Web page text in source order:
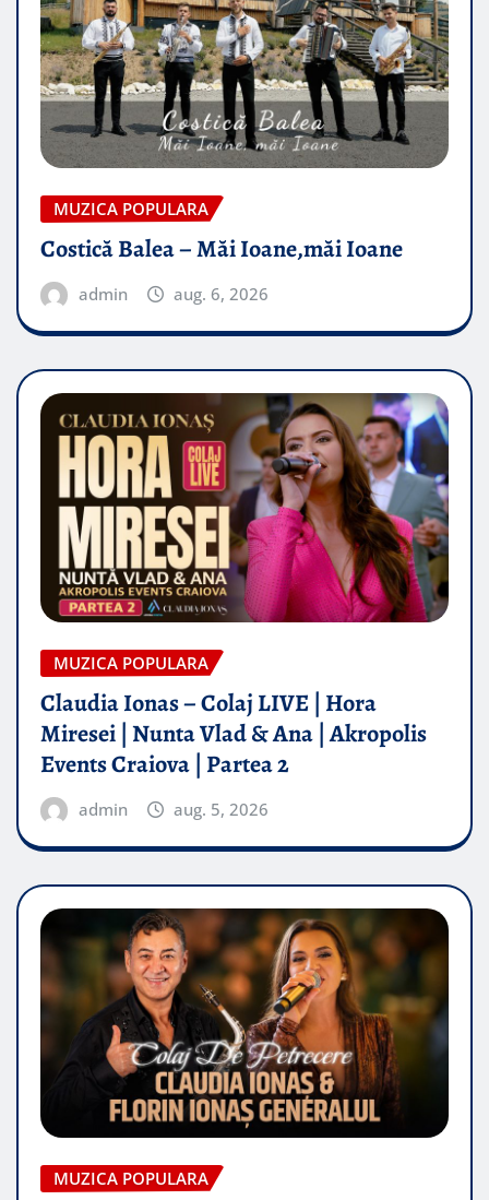
MUZICA POPULARA
Costică Balea – Măi Ioane,măi Ioane
admin aug. 6, 2026
MUZICA POPULARA
Claudia Ionas – Colaj LIVE | Hora
Miresei | Nunta Vlad & Ana | Akropolis
Events Craiova | Partea 2
admin aug. 5, 2026
MUZICA POPULARA